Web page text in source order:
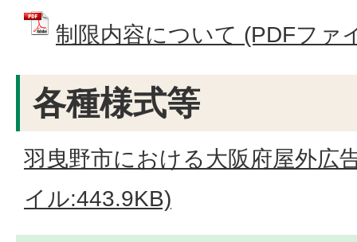
制限内容について (PDFファ
各種様式等
羽曳野市における大阪府屋外広
イル:443.9KB)